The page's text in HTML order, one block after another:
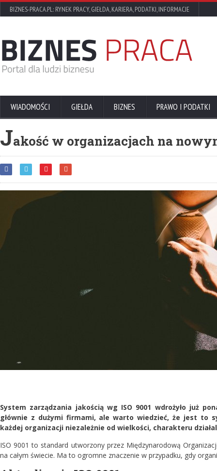
BIZNES-PRACA.PL: RYNEK PRACY, GIEŁDA, KARIERA, PODATKI, INFORMACJE
WIADOMOŚCI GIEŁDA BIZNES PRAWO I PODATKI
Jakość w organizacjach na
System zarządzania jakością wg ISO 9001 wdrożyło już
głównie z dużymi firmami, ale warto wiedzieć, że jest to
każdej organizacji niezależnie od wielkości, charakteru
ISO 9001 to standard utworzony przez Międzynarodową
na całym świecie. Ma to ogromne znaczenie w przypadku, gdy